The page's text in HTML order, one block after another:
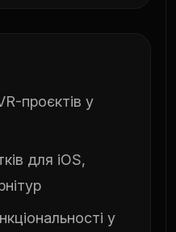
проєктів у
для iOS,
у